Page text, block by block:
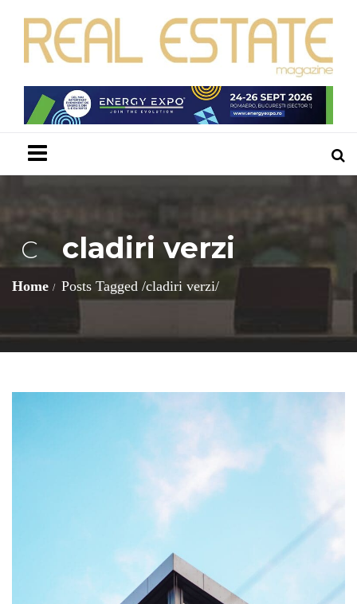
C cladiri verzi
Home Posts Tagged /cladiri verzi/